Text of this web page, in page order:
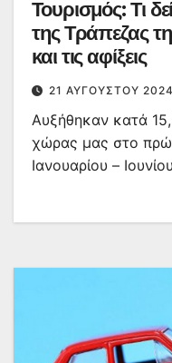
Τουρισμός: Τι
της Τράπεζας
και τις αφίξεις
21 ΑΥΓΟΎΣΤΟΥ 2024
Αυξήθηκαν κατά
χώρας μας στο
Ιανουαρίου –